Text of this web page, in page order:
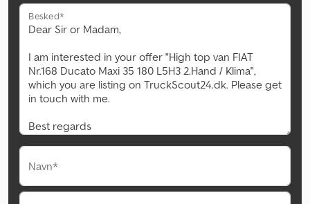
Besked*
Navn*